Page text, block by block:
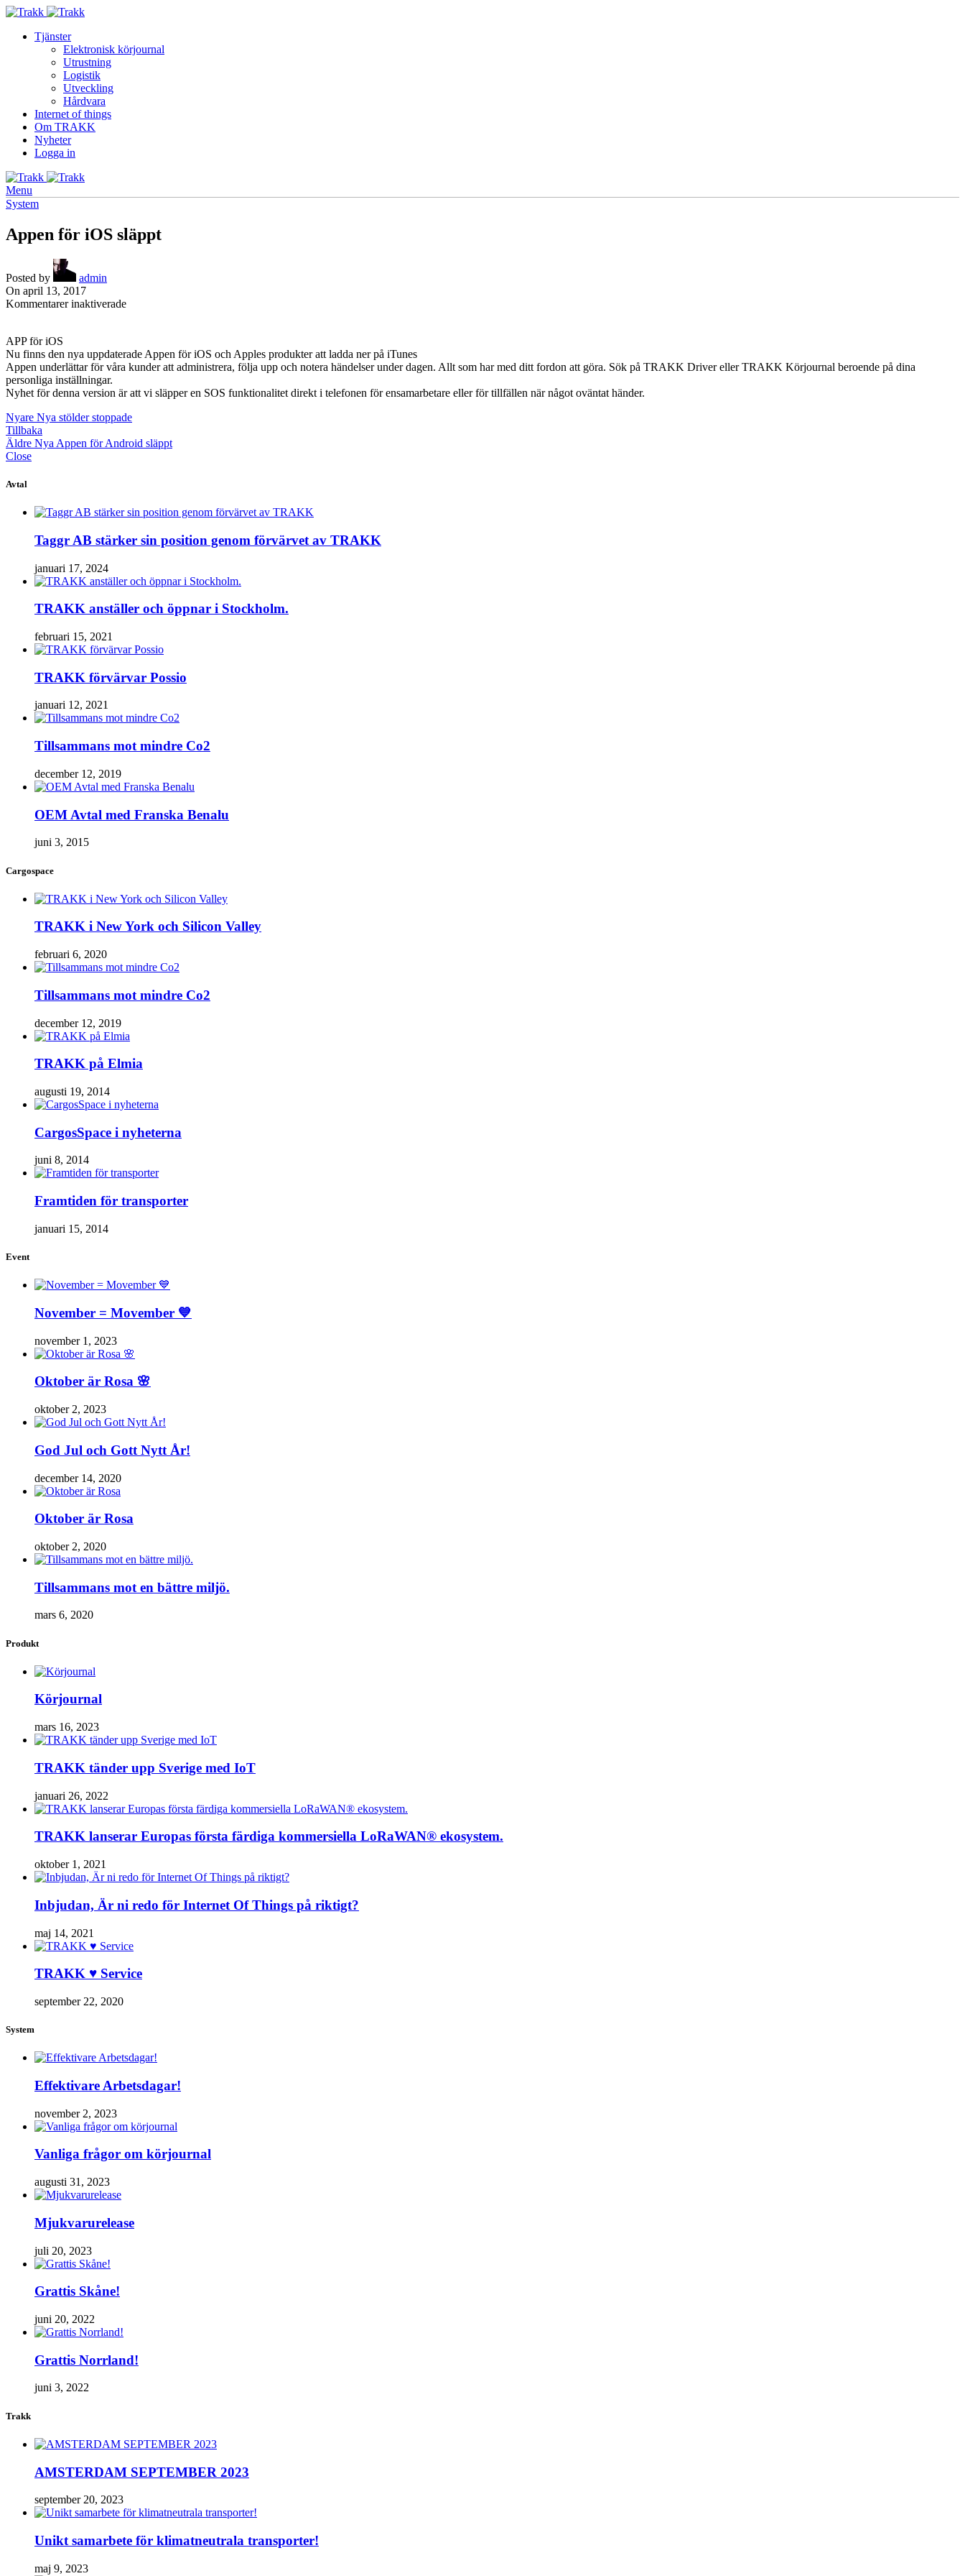
Tjänster
Elektronisk körjournal
Utrustning
Logistik
Utveckling
Hårdvara
Internet of things
Om TRAKK
Nyheter
Logga in
Menu
System
Appen för iOS släppt
Posted by
admin
On april 13, 2017
Kommentarer inaktiveradeför
släppt
APP för iOS
Nu finns den nya uppdaterade Appen för iOS och Apples produkter att ladda ner på iTunes
Appen underlättar för våra kunder att administrera, följa upp och notera händelser under dagen. Allt som har med ditt fordon att göra. Sök på TRAKK Driver eller TRAKK Körjournal beroende på dina
personliga inställningar.
Nyhet för denna version är att vi släpper en SOS funktionalitet direkt i telefonen för ensamarbetare eller för tillfällen när något oväntat händer.
Nyare Nya stölder stoppade
Tillbaka
Äldre Nya Appen för Android släppt
Close
Avtal
Taggr AB stärker sin position genom förvärvet av TRAKK
januari 17, 2024
TRAKK anställer och öppnar i Stockholm.
februari 15, 2021
TRAKK förvärvar Possio
januari 12, 2021
Tillsammans mot mindre Co2
december 12, 2019
OEM Avtal med Franska Benalu
juni 3, 2015
Cargospace
TRAKK i New York och Silicon Valley
februari 6, 2020
Tillsammans mot mindre Co2
december 12, 2019
TRAKK på Elmia
augusti 19, 2014
CargosSpace i nyheterna
juni 8, 2014
Framtiden för transporter
januari 15, 2014
Event
November = Movember 💙
november 1, 2023
Oktober är Rosa 🌸
oktober 2, 2023
God Jul och Gott Nytt År!
december 14, 2020
Oktober är Rosa
oktober 2, 2020
Tillsammans mot en bättre miljö.
mars 6, 2020
Produkt
Körjournal
mars 16, 2023
TRAKK tänder upp Sverige med IoT
januari 26, 2022
TRAKK lanserar Europas första färdiga kommersiella LoRaWAN® ekosystem.
oktober 1, 2021
Inbjudan, Är ni redo för Internet Of Things på riktigt?
maj 14, 2021
TRAKK ♥ Service
september 22, 2020
System
Effektivare Arbetsdagar!
november 2, 2023
Vanliga frågor om körjournal
augusti 31, 2023
Mjukvarurelease
juli 20, 2023
Grattis Skåne!
juni 20, 2022
Grattis Norrland!
juni 3, 2022
Trakk
AMSTERDAM SEPTEMBER 2023
september 20, 2023
Unikt samarbete för klimatneutrala transporter!
maj 9, 2023